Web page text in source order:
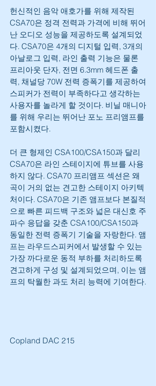
헌신적인 음악 애호가를 위해 제작된
CSA70은 정격 전력과 가격에 비해 뛰어
난 오디오 성능을 제공하도록 설계되었
다. CSA70은 4개의 디지털 입력, 3개의
아날로그 입력, 라인 출력 기능은 물론
프리아웃 단자, 전면 6.3mm 헤드폰 출
력, 채널당 70W 전력 증폭기를 제공하여
스피커가 전력이 부족하다고 생각하는
사용자를 놀라게 할 것이다. 비닐 매니아
를 위해 우리는 뛰어난 포노 프리앰프를
포함시켰다.
더 큰 형제인 CSA100/CSA150과 달리
CSA70은 라인 스테이지에 튜브를 사용
하지 않다. CSA70 프리앰프 섹션은 왜
곡이 거의 없는 견고한 스테이지 아키텍
처이다. CSA70은 기존 앰프보다 본질적
으로 빠른 피드백 구조와 넓은 대신호 주
파수 응답을 갖춘 CSA100/CSA150과
동일한 전력 증폭기 기술을 자랑한다. 앰
프는 라우드스피커에서 발생할 수 있는
가장 까다로운 동적 부하를 처리하도록
견고하게 구성 및 설계되었으며, 이는 앰
프의 탁월한 과도 처리 능력에 기여한다.
Copland DAC 215